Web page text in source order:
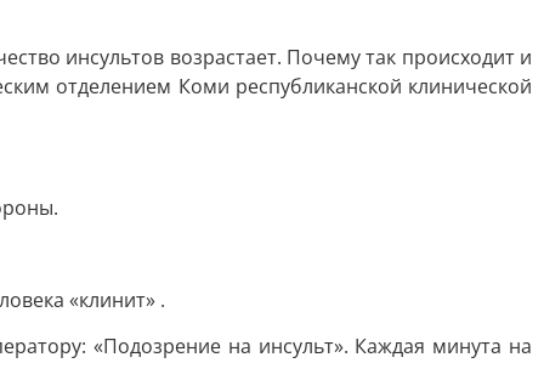
инсультов возрастает. Почему так происходит и
отделением Коми республиканской клинической
«клинит» .
«Подозрение на инсульт». Каждая минута на